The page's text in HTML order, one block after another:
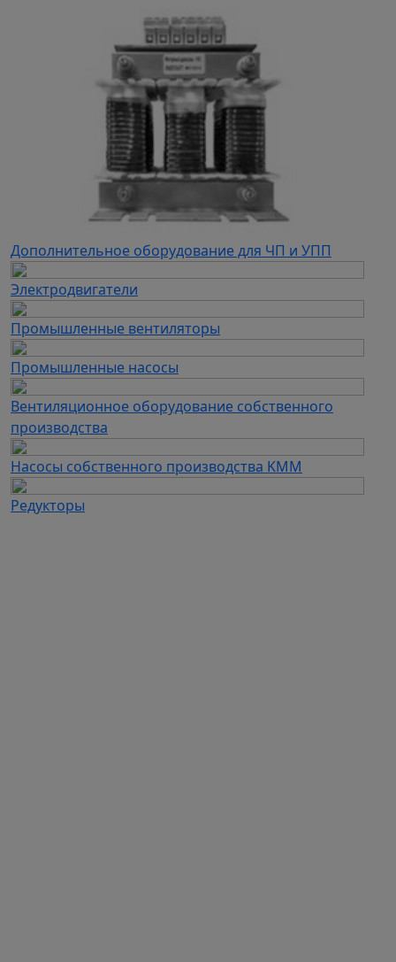
Дополнительное оборудование для ЧП и УПП
Электродвигатели
Промышленные вентиляторы
Промышленные насосы
Вентиляционное оборудование собственного
производства
Насосы собственного производства KMM
Редукторы